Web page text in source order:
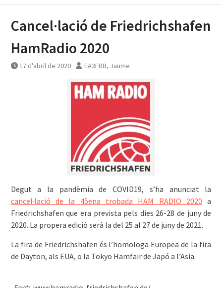
Cancel·lació de Friedrichshafen
HamRadio 2020
17 d'abril de 2020 EA3FRB, Jaume
Degut a la pandèmia de COVID19, s’ha anunciat la
cancel·lació de la 45ena trobada HAM RADIO 2020 a
Friedrichshafen que era prevista pels dies 26-28 de juny de
2020. La propera edició serà la del 25 al 27 de juny de 2021.
La fira de Friedrichshafen és l’homologa Europea de la fira
de Dayton, als EUA, o la Tokyo Hamfair de Japó a l’Asia.